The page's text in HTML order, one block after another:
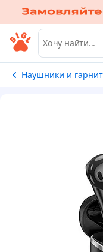
Наушники и